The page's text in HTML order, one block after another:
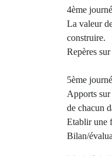
4ème
La valeur
construire.
Repères
5ème
Apports sur
de chacun
Etablir une
Bilan/